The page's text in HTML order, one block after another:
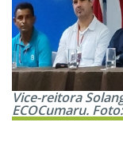
Vice-reitora
ECOCumaru.